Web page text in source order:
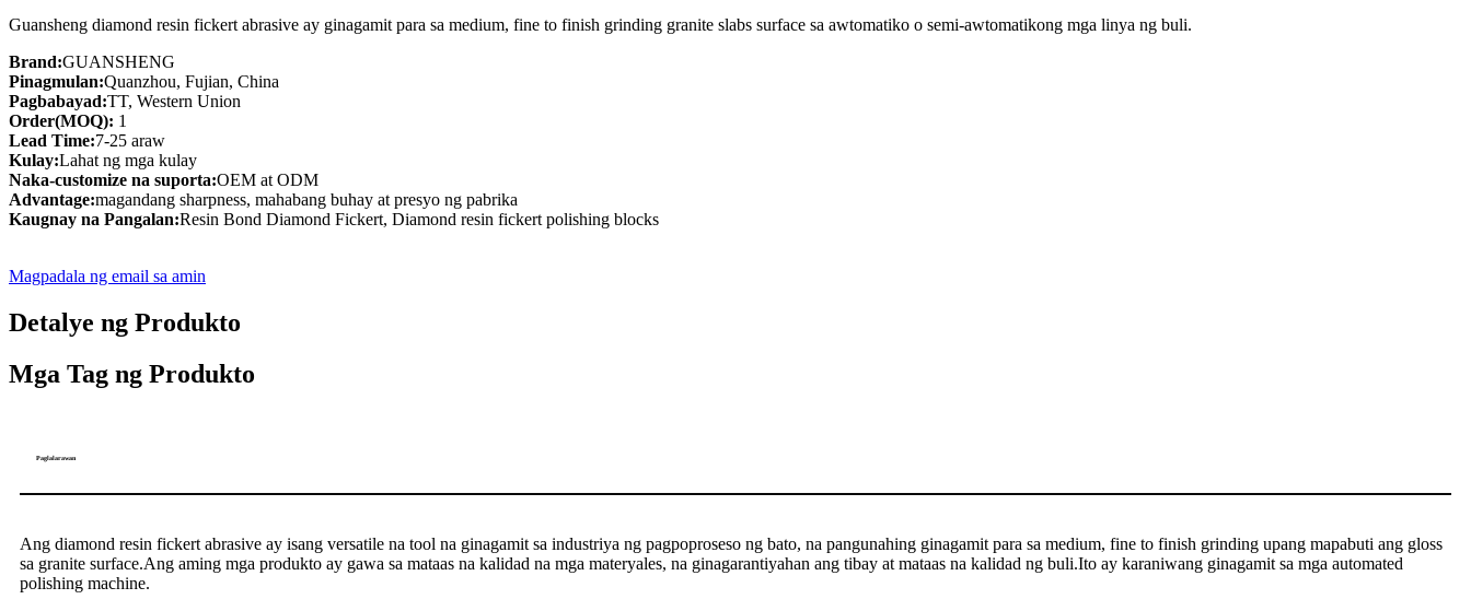
Guansheng diamond resin fickert abrasive ay ginagamit para sa medium, fine to finish grinding granite slabs surface sa awtomatiko o semi-awtomatikong mga linya ng buli.
Brand:GUANSHENG
Pinagmulan:Quanzhou, Fujian, China
Pagbabayad:TT, Western Union
Order(MOQ): 1
Lead Time:7-25 araw
Kulay:Lahat ng mga kulay
Naka-customize na suporta:OEM at ODM
Advantage:magandang sharpness, mahabang buhay at presyo ng pabrika
Kaugnay na Pangalan:Resin Bond Diamond Fickert, Diamond resin fickert polishing blocks
Magpadala ng email sa amin
Detalye ng Produkto
Mga Tag ng Produkto
Paglalarawan
Ang diamond resin fickert abrasive ay isang versatile na tool na ginagamit sa industriya ng pagpoproseso ng bato, na pangunahing ginagamit para sa medium, fine to finish grinding upang mapabuti ang gloss
sa granite surface.Ang aming mga produkto ay gawa sa mataas na kalidad na mga materyales, na ginagarantiyahan ang tibay at mataas na kalidad ng buli.Ito ay karaniwang ginagamit sa mga automated
polishing machine.